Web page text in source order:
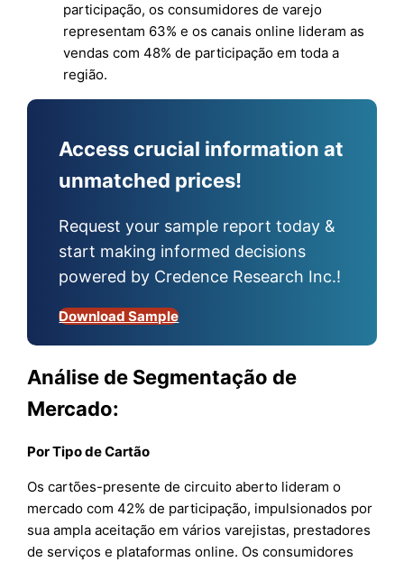
participação, os consumidores de varejo
representam 63% e os canais online lideram as
vendas com 48% de participação em toda a
região.
Access crucial information at
unmatched prices!
Request your sample report today &
start making informed decisions
powered by Credence Research Inc.!
Download Sample
Análise de Segmentação de
Mercado:
Por Tipo de Cartão
Os cartões-presente de circuito aberto lideram o
mercado com 42% de participação, impulsionados por
sua ampla aceitação em vários varejistas, prestadores
de serviços e plataformas online. Os consumidores